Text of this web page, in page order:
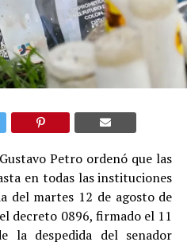
Petro ordenó que las
en todas las instituciones
del martes 12 de agosto de
decreto 0896, firmado el 11
la despedida del senador